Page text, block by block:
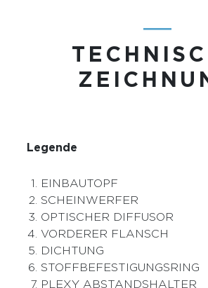
―
Legende
EINBAUTOPF
SCHEINWERFER
OPTISCHER DIFFUSOR
VORDERER FLANSCH
DICHTUNG
STOFFBEFESTIGUNGSRING
PLEXY ABSTANDSHALTER